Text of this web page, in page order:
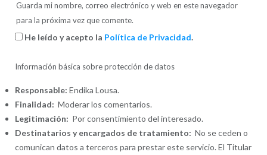
Guarda mi nombre, correo electrónico y web en este navegador
para la próxima vez que comente.
He leído y acepto la Política de Privacidad.
Información básica sobre protección de datos
Responsable: Endika Lousa.
Finalidad: Moderar los comentarios.
Legitimación: Por consentimiento del interesado.
Destinatarios y encargados de tratamiento: No se ceden o
comunican datos a terceros para prestar este servicio. El Titular